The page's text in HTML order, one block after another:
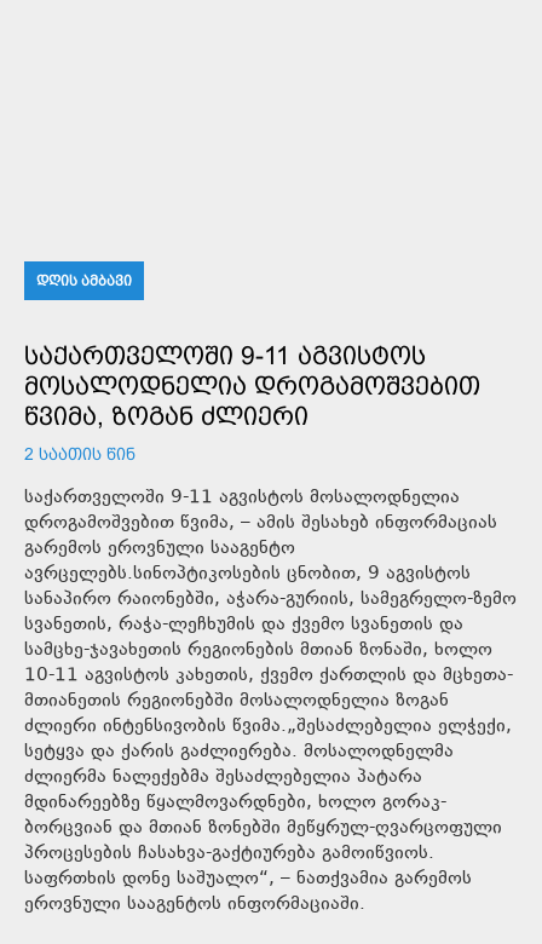
ᲓᲦᲘᲡ ᲐᲛᲑᲐᲕᲘ
ᲡᲐᲥᲐᲠᲗᲕᲔᲚᲝᲨᲘ 9-11 ᲐᲒᲕᲘᲡᲢᲝᲡ
ᲛᲝᲡᲐᲚᲝᲓᲜᲔᲚᲘᲐ ᲓᲠᲝᲒᲐᲛᲝᲨᲕᲔᲑᲘᲗ
ᲬᲕᲘᲛᲐ, ᲖᲝᲒᲐᲜ ᲫᲚᲘᲔᲠᲘ
2 ᲡᲐᲐᲗᲘᲡ ᲬᲘᲜ
საქართველოში 9-11 აგვისტოს მოსალოდნელია
დროგამოშვებით წვიმა, – ამის შესახებ ინფორმაციას
გარემოს ეროვნული სააგენტო
ავრცელებს.სინოპტიკოსების ცნობით, 9 აგვისტოს
სანაპირო რაიონებში, აჭარა-გურიის, სამეგრელო-ზემო
სვანეთის, რაჭა-ლეჩხუმის და ქვემო სვანეთის და
სამცხე-ჯავახეთის რეგიონების მთიან ზონაში, ხოლო
10-11 აგვისტოს კახეთის, ქვემო ქართლის და მცხეთა-
მთიანეთის რეგიონებში მოსალოდნელია ზოგან
ძლიერი ინტენსივობის წვიმა.„შესაძლებელია ელჭექი,
სეტყვა და ქარის გაძლიერება. მოსალოდნელმა
ძლიერმა ნალექებმა შესაძლებელია პატარა
მდინარეებზე წყალმოვარდნები, ხოლო გორაკ-
ბორცვიან და მთიან ზონებში მეწყრულ-ღვარცოფული
პროცესების ჩასახვა-გაქტიურება გამოიწვიოს.
საფრთხის დონე საშუალო“, – ნათქვამია გარემოს
ეროვნული სააგენტოს ინფორმაციაში.